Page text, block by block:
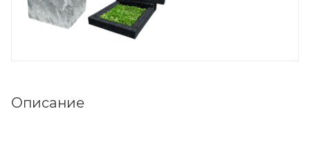
Описание